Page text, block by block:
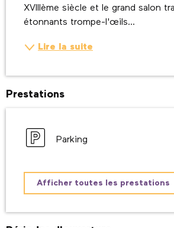
XVIIIème siècle et le grand salon
étonnants trompe-l'œils...
Lire la suite
Prestations
Parking
Afficher toutes les prestations